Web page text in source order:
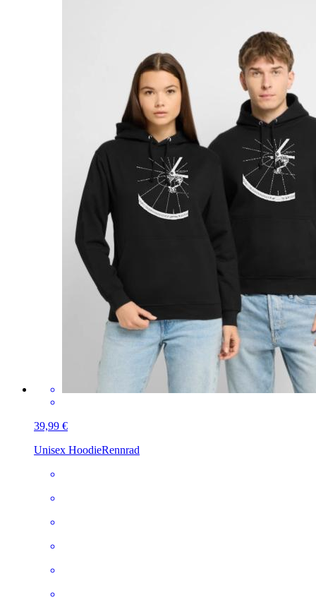
39,99 €
Unisex HoodieRennrad